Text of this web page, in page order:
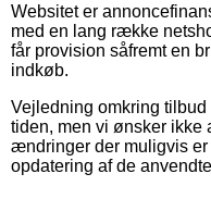
Websitet er
med en lang række
får provision såfremt en
indkøb.
Vejledning omkring
tiden, men vi ønsker ikke
ændringer der muligvis
opdatering af de